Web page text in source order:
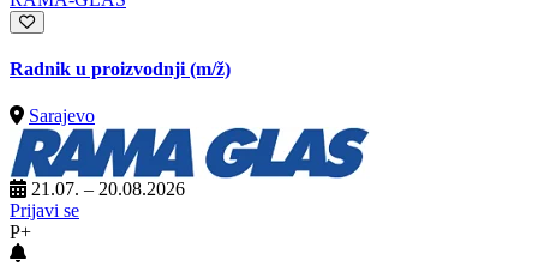
Radnik u proizvodnji (m/ž)
Sarajevo
21.07. – 20.08.2026
Prijavi se
P+